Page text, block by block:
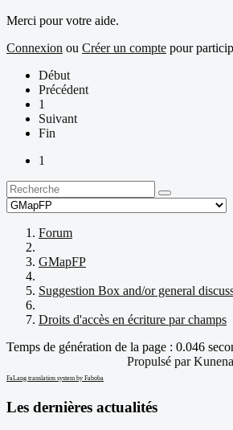
Merci pour votre aide.
Connexion ou Créer un compte pour
Début
Précédent
1
Suivant
Fin
1
Forum
GMapFP
Suggestion Box and/or general
Droits d'accès en écriture par champs
Temps de génération de la page : 0.046
Propulsé parKunena
FaLang translation system by Faboba
Les dernières actualités